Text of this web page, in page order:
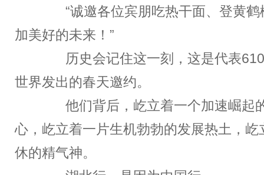
“诚邀各位宾朋吃热干面、登黄鹤
加美好的未来！”
历史会记住这一刻，这是代表
世界发出的春天邀约。
他们背后，屹立着一个加速崛起
心，屹立着一片生机勃勃的发展热土，屹
休的精气神。